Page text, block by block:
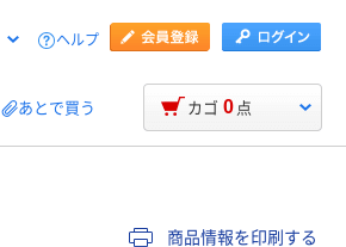
ヘルプ
あとで買う カゴ 0 点
商品情報を印刷する